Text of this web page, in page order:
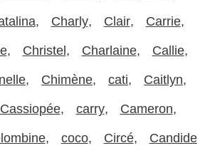
Charly Clair Carrie
Christel Charlaine Callie
Chimène cati Caitlyn
Cassiopée carry Cameron
coco Circé Candide